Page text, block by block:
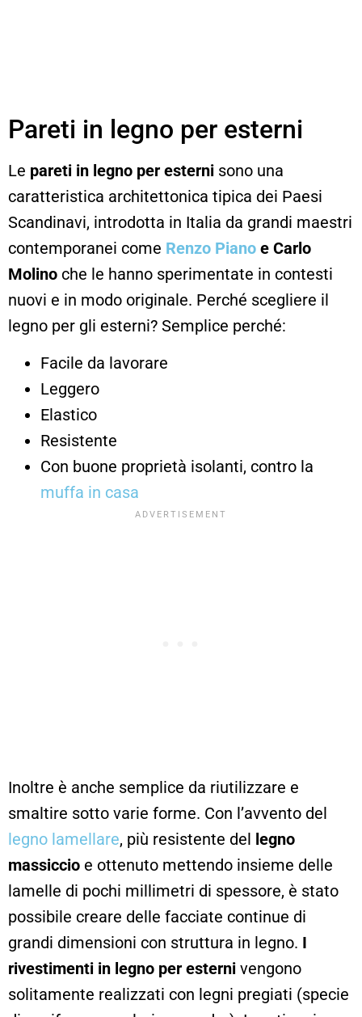
Pareti in legno per esterni
Le pareti in legno per esterni sono una
caratteristica architettonica tipica dei Paesi
Scandinavi, introdotta in Italia da grandi maestri
contemporanei come Renzo Piano e Carlo
Molino che le hanno sperimentate in contesti
nuovi e in modo originale. Perché scegliere il
legno per gli esterni? Semplice perché:
Facile da lavorare
Leggero
Elastico
Resistente
Con buone proprietà isolanti, contro la
muffa in casa
Inoltre è anche semplice da riutilizzare e
smaltire sotto varie forme. Con l’avvento del
legno lamellare, più resistente del legno
massiccio e ottenuto mettendo insieme delle
lamelle di pochi millimetri di spessore, è stato
possibile creare delle facciate continue di
grandi dimensioni con struttura in legno. I
rivestimenti in legno per esterni vengono
solitamente realizzati con legni pregiati (specie